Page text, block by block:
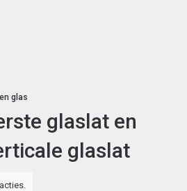
glas
glaslat en
glaslat